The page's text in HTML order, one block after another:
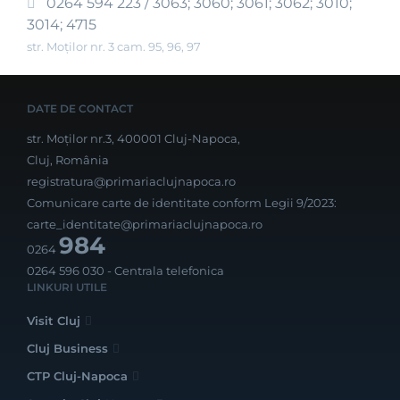
3014; 4715
str. Moților nr. 3 cam. 95, 96, 97
DATE DE CONTACT
str. Moților nr.3, 400001 Cluj-Napoca,
Cluj, România
registratura@primariaclujnapoca.ro
Comunicare carte de identitate conform Legii 9/2023:
carte_identitate@primariaclujnapoca.ro
0264984
0264 596 030 - Centrala telefonica
LINKURI UTILE
Visit Cluj
Cluj Business
CTP Cluj-Napoca